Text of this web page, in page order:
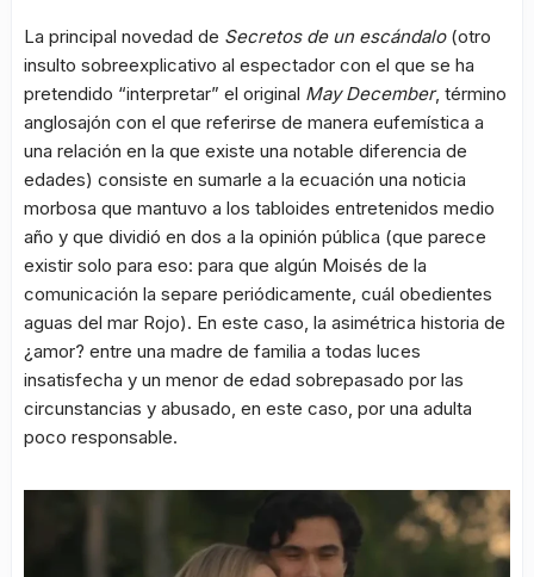
La principal novedad de Secretos de un escándalo(otro
insulto sobreexplicativo al espectador con el que se ha
pretendido “interpretar” el original May December, término
anglosajón con el que referirse de manera eufemística a
una relación en la que existe una notable diferencia de
edades) consiste en sumarle a la ecuación una noticia
morbosa que mantuvo a los tabloides entretenidos medio
año y que dividió en dos a la opinión pública (que parece
existir solo para eso: para que algún Moisés de la
comunicación la separe periódicamente, cuál obedientes
aguas del mar Rojo). En este caso, la asimétrica historia de
¿amor? entre una madre de familia a todas luces
insatisfecha y un menor de edad sobrepasado por las
circunstancias y abusado, en este caso, por una adulta
poco responsable.